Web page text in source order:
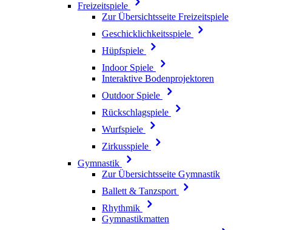
Freizeitspiele
Zur Übersichtsseite Freizeitspiele
Geschicklichkeitsspiele
Hüpfspiele
Indoor Spiele
Interaktive Bodenprojektoren
Outdoor Spiele
Rückschlagspiele
Wurfspiele
Zirkusspiele
Gymnastik
Zur Übersichtsseite Gymnastik
Ballett & Tanzsport
Rhythmik
Gymnastikmatten